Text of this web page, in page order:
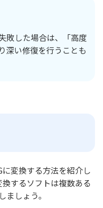
敗した場合は、「高度
深い修復を行うことも
に変換する方法を紹介し
換するソフトは複数ある
しょう。